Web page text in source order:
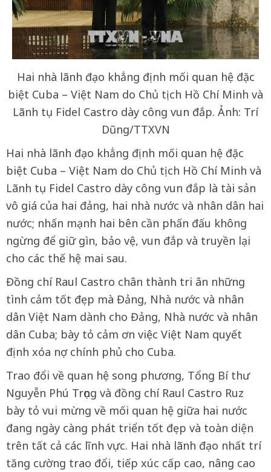
Hai nhà lãnh đạo khẳng định mối quan hệ đặc
biệt Cuba – Việt Nam do Chủ tịch Hồ Chí Minh và
Lãnh tụ Fidel Castro dày công vun đắp. Ảnh: Trí
Dũng/TTXVN
Hai nhà lãnh đạo khẳng định mối quan hệ đặc
biệt Cuba – Việt Nam do Chủ tịch Hồ Chí Minh và
Lãnh tụ Fidel Castro dày công vun đắp là tài sản
vô giá của hai đảng, hai nhà nước và nhân dân hai
nước; nhấn mạnh hai bên cần phấn đấu không
ngừng để giữ gìn, bảo vệ, vun đắp và truyền lại
cho các thế hệ mai sau.
Đồng chí Raul Castro chân thành tri ân những
tình cảm tốt đẹp mà Đảng, Nhà nước và nhân
dân Việt Nam dành cho Đảng, Nhà nước và nhân
dân Cuba; bày tỏ cảm ơn việc Việt Nam quyết
định xóa nợ chính phủ cho Cuba.
Trao đổi về quan hệ song phương, Tổng Bí thư
Nguyễn Phú Trọng và đồng chí Raul Castro Ruz
bày tỏ vui mừng về mối quan hệ giữa hai nước
đang ngày càng phát triển tốt đẹp và toàn diện
trên tất cả các lĩnh vực. Hai nhà lãnh đạo nhất trí
tăng cường trao đổi, tiếp xúc cấp cao, nâng cao